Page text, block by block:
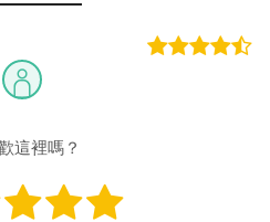
ATM匯款： [ 郵局ATM ]、 [彰銀
這裡嗎？